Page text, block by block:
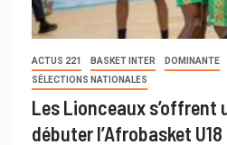
ACTUS 221 BASKET INTER DOMINANTE
SÉLECTIONS NATIONALES
Les Lionceaux s’offrent
débuter l’Afrobasket U18